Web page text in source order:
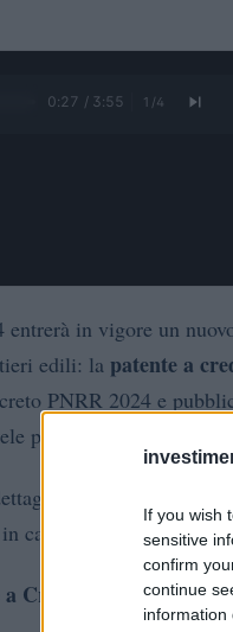
If you wish
sensitive
confirm
continue
information
0:28 / 3:55 1 /4
entrerà in vigore un
edili: la patente a
PNRR 2024 e
per la salute e la
per capire come
caso di non conformità.
a Crediti per la